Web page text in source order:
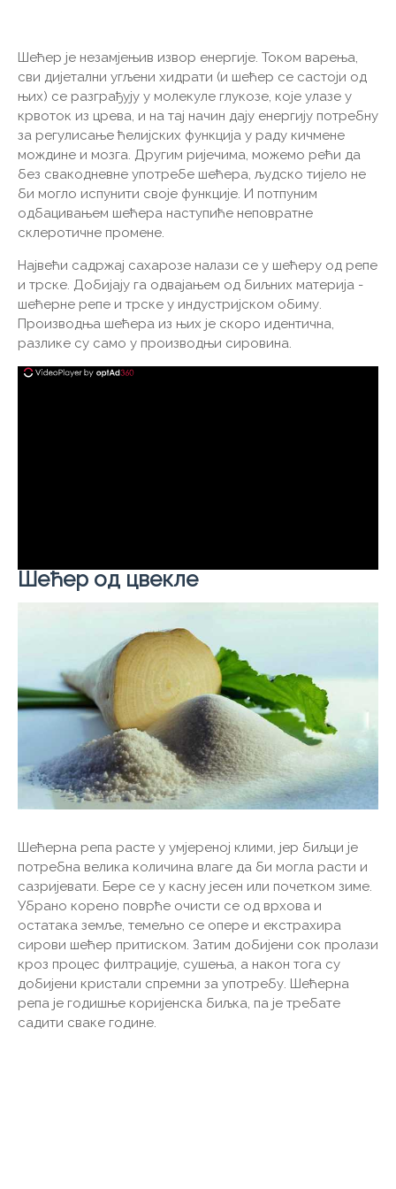
Шећер је незамјењив извор енергије. Током варења,
сви дијетални угљени хидрати (и шећер се састоји од
њих) се разграђују у молекуле глукозе, које улазе у
крвоток из црева, и на тај начин дају енергију потребну
за регулисање ћелијских функција у раду кичмене
мождине и мозга. Другим ријечима, можемо рећи да
без свакодневне употребе шећера, људско тијело не
би могло испунити своје функције. И потпуним
одбацивањем шећера наступиће неповратне
склеротичне промене.
Највећи садржај сахарозе налази се у шећеру од репе
и трске. Добијају га одвајањем од биљних материја -
шећерне репе и трске у индустријском обиму.
Производња шећера из њих је скоро идентична,
разлике су само у производњи сировина.
Шећер од цвекле
Шећерна репа расте у умјереној клими, јер биљци је
потребна велика количина влаге да би могла расти и
сазријевати. Бере се у касну јесен или почетком зиме.
Убрано корено поврће очисти се од врхова и
остатака земље, темељно се опере и екстрахира
сирови шећер притиском. Затим добијени сок пролази
кроз процес филтрације, сушења, а након тога су
добијени кристали спремни за употребу. Шећерна
репа је годишње коријенска биљка, па је требате
садити сваке године.